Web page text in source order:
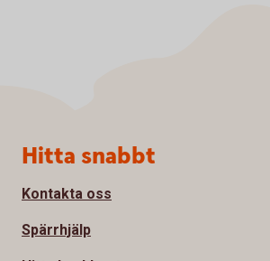
Sidfot
Hitta snabbt
Kontakta oss
Spärrhjälp